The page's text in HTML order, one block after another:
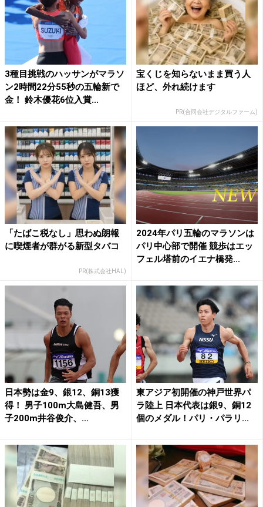
3種目挑戦のハッサンがマラソ
ン2時間22分55秒の五輪新で
金！ 鈴木優花6位入賞...
宝くじを知らないまま買う人
ほど、外れ続けます
PR(合同会社デジタルファーム)
「たばこ税なし」思わぬ朗報
に喫煙者が群がる新型タバコ
PR(株式会社HAL)
2024年パリ五輪のマラソンは
パリ中心部で開催 競歩はエッ
フェル塔前のイエナ橋発...
日本勢は金9、銀12、銅13獲
得！ 男子100m大島健吾、男
子200m井谷俊介、...
東アジア初開催の神戸世界パ
ラ陸上 日本代表は銀9、銅12
個のメダル！パリ・パラリ...